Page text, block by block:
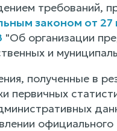
требований,
законом от 27
"Об организации
и
полученные в
первичных
официального